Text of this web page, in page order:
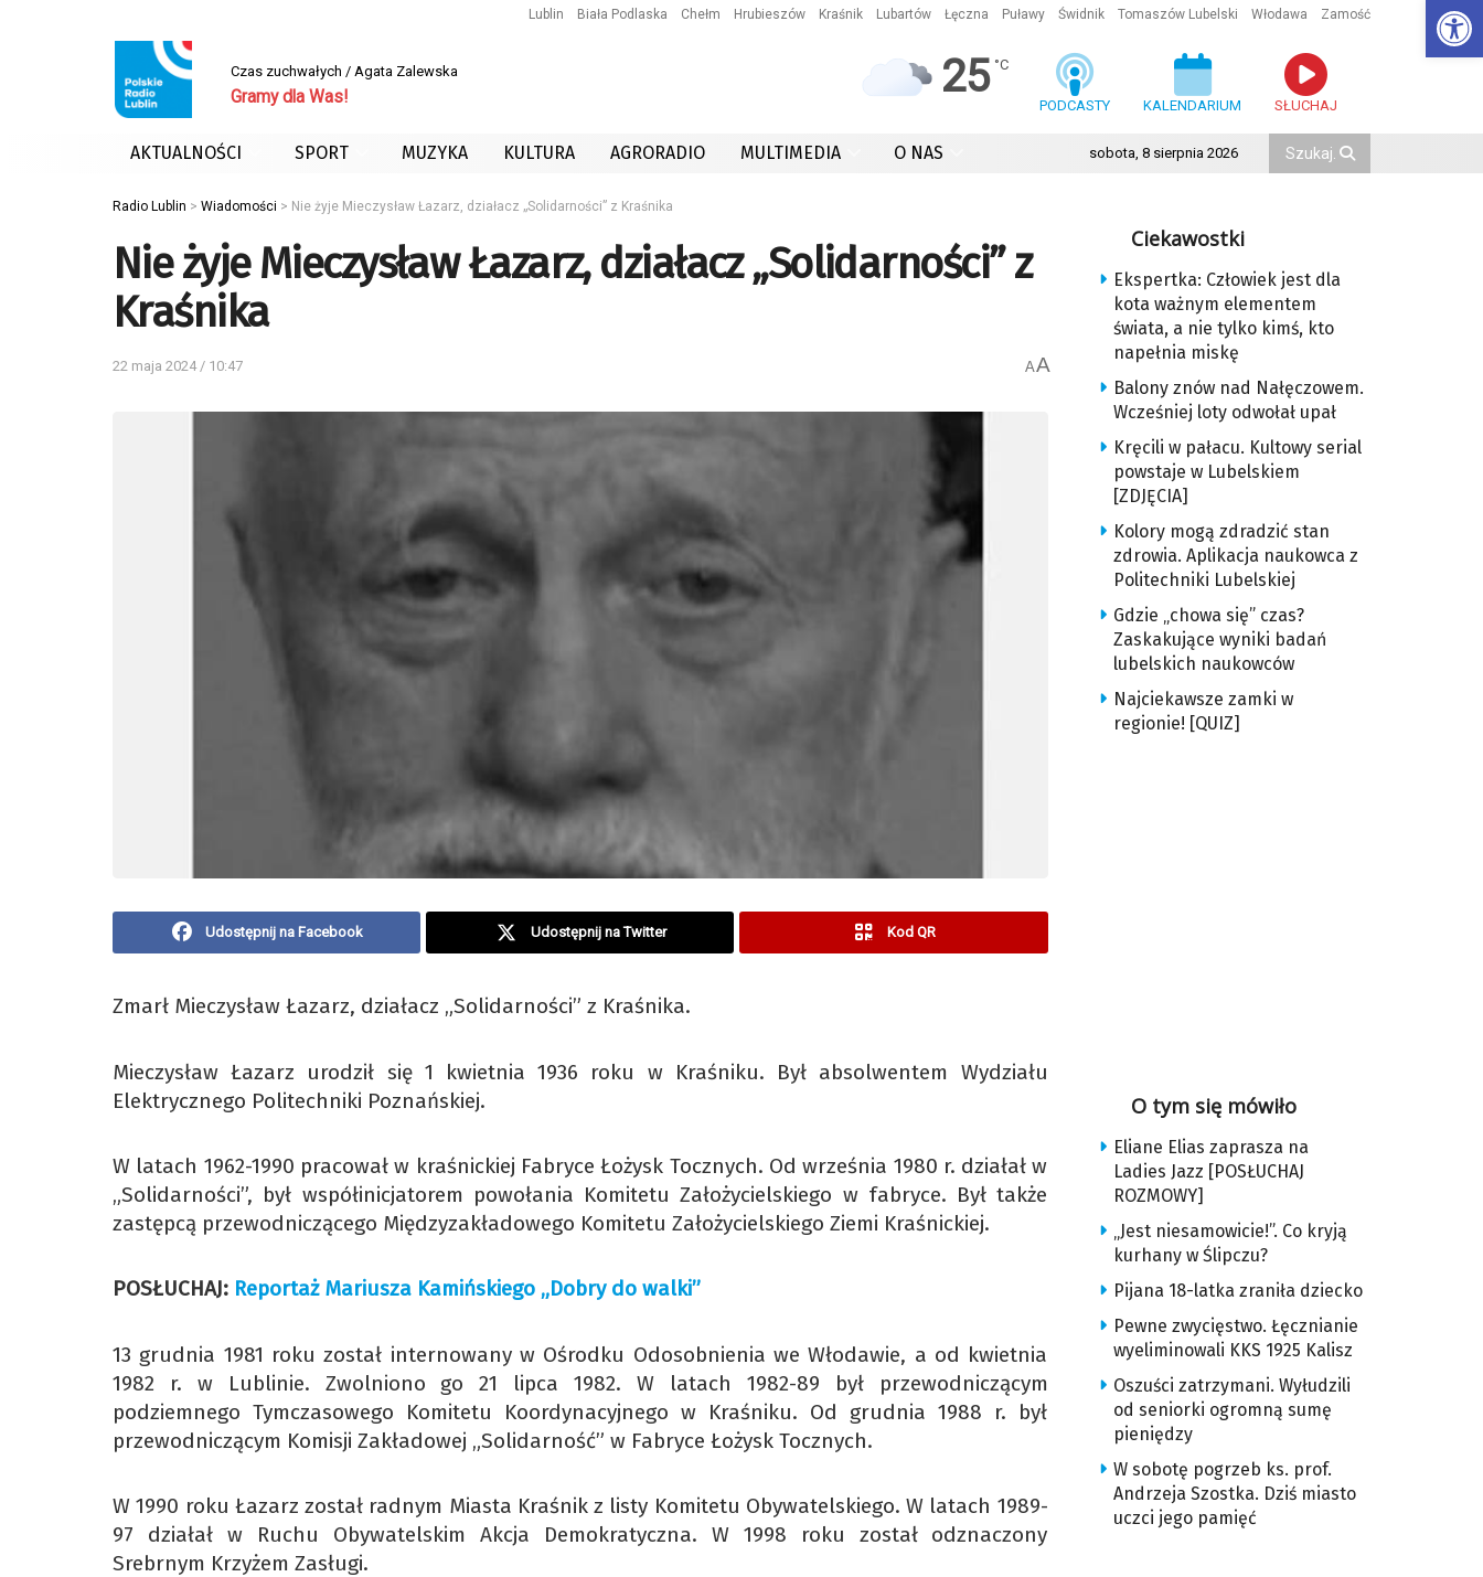
Lublin Biała Podlaska Chełm Hrubieszów Kraśnik Lubartów Łęczna Puławy Świdnik Tomaszów Lubelski Włodawa Zamość
Czas zuchwałych / Agata Zalewska
Gramy dla Was! 25 °C
PODCASTY KALENDARIUM SŁUCHAJ
AKTUALNOŚCI SPORT MUZYKA KULTURA AGRORADIO MULTIMEDIA O NAS sobota, 8 sierpnia 2026
Radio Lublin > Wiadomości > Nie żyje Mieczysław Łazarz, działacz „Solidarności” z Kraśnika
Nie żyje Mieczysław Łazarz, działacz „Solidarności” z
Kraśnika
22 maja 2024 / 10:47 AA
Udostępnij na Facebook Udostępnij na Twitter Kod QR
Zmarł Mieczysław Łazarz, działacz „Solidarności” z Kraśnika.
Mieczysław Łazarz urodził się 1 kwietnia 1936 roku w Kraśniku. Był absolwentem Wydziału
Elektrycznego Politechniki Poznańskiej.
W latach 1962-1990 pracował w kraśnickiej Fabryce Łożysk Tocznych. Od września 1980 r. działał w
„Solidarności”, był współinicjatorem powołania Komitetu Założycielskiego w fabryce. Był także
zastępcą przewodniczącego Międzyzakładowego Komitetu Założycielskiego Ziemi Kraśnickiej.
POSŁUCHAJ: Reportaż Mariusza Kamińskiego „Dobry do walki”
13 grudnia 1981 roku został internowany w Ośrodku Odosobnienia we Włodawie, a od kwietnia
1982 r. w Lublinie. Zwolniono go 21 lipca 1982. W latach 1982-89 był przewodniczącym
podziemnego Tymczasowego Komitetu Koordynacyjnego w Kraśniku. Od grudnia 1988 r. był
przewodniczącym Komisji Zakładowej „Solidarność” w Fabryce Łożysk Tocznych.
W 1990 roku Łazarz został radnym Miasta Kraśnik z listy Komitetu Obywatelskiego. W latach 1989-
97 działał w Ruchu Obywatelskim Akcja Demokratyczna. W 1998 roku został odznaczony
Srebrnym Krzyżem Zasługi.
Ciekawostki
Ekspertka: Człowiek jest dla
kota ważnym elementem
świata, a nie tylko kimś, kto
napełnia miskę
Balony znów nad Nałęczowem.
Wcześniej loty odwołał upał
Kręcili w pałacu. Kultowy serial
powstaje w Lubelskiem
[ZDJĘCIA]
Kolory mogą zdradzić stan
zdrowia. Aplikacja naukowca z
Politechniki Lubelskiej
Gdzie „chowa się” czas?
Zaskakujące wyniki badań
lubelskich naukowców
Najciekawsze zamki w
regionie! [QUIZ]
O tym się mówiło
Eliane Elias zaprasza na
Ladies Jazz [POSŁUCHAJ
ROZMOWY]
„Jest niesamowicie!”. Co kryją
kurhany w Ślipczu?
Pijana 18-latka zraniła dziecko
Pewne zwycięstwo. Łęcznianie
wyeliminowali KKS 1925 Kalisz
Oszuści zatrzymani. Wyłudzili
od seniorki ogromną sumę
pieniędzy
W sobotę pogrzeb ks. prof.
Andrzeja Szostka. Dziś miasto
uczci jego pamięć